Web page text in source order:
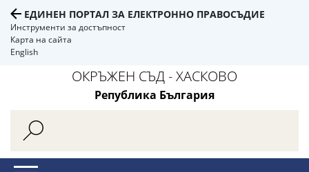
ЕДИНЕН ПОРТАЛ ЗА ЕЛЕКТРОННО ПРАВОСЪДИЕ
Инструменти за достъпност
Карта на сайта
English
ОКРЪЖЕН СЪД - ХАСКОВО
Република България